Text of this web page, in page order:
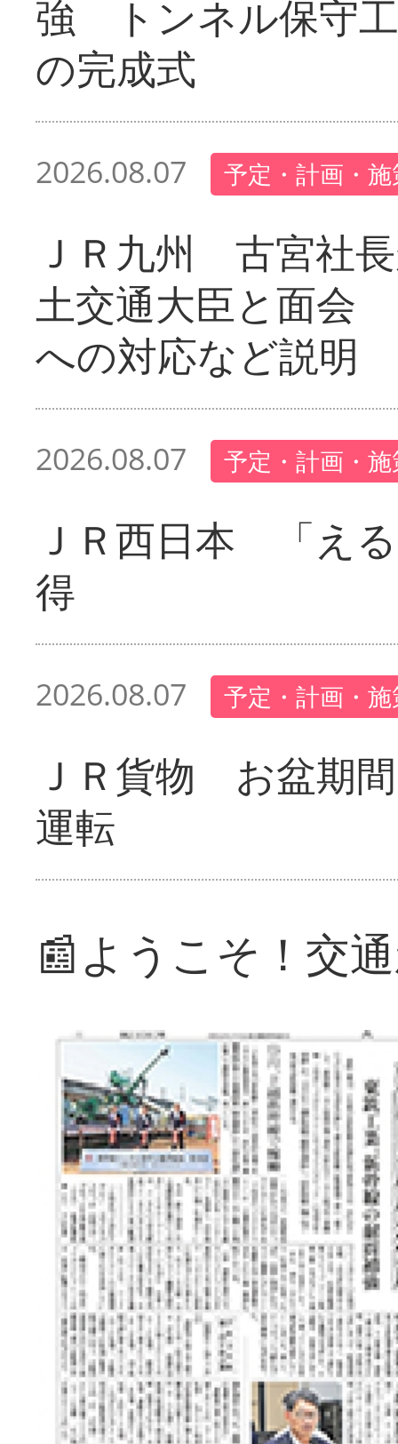
強 トンネル保守
の完成式
2026.08.07 予定・計画・
ＪＲ九州 古宮社
土交通大臣と面会
への対応など説明
2026.08.07 予定・計画・
ＪＲ西日本 「え
得
2026.08.07 予定・計画・
ＪＲ貨物 お盆期
運転
📰ようこそ！交